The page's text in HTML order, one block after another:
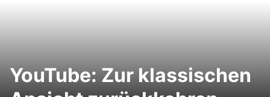
YouTube: Zur klassischen